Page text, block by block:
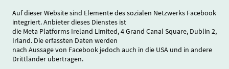
Auf dieser Website sind Elemente des sozialen Netzwerks Facebook
integriert. Anbieter dieses Dienstes ist
die Meta Platforms Ireland Limited, 4 Grand Canal Square, Dublin 2,
Irland. Die erfassten Daten werden
nach Aussage von Facebook jedoch auch in die USA und in andere
Drittländer übertragen.